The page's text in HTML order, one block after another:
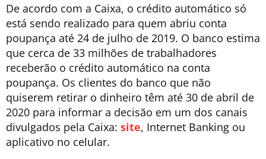
De acordo com a Caixa, o crédito automático só
está sendo realizado para quem abriu conta
poupança até 24 de julho de 2019. O banco estima
que cerca de 33 milhões de trabalhadores
receberão o crédito automático na conta
poupança. Os clientes do banco que não
quiserem retirar o dinheiro têm até 30 de abril de
2020 para informar a decisão em um dos canais
divulgados pela Caixa: site, Internet Banking ou
aplicativo no celular.